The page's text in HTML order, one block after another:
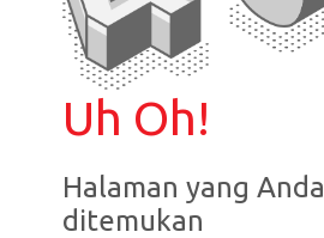
Uh Oh!
Halaman yang
ditemukan